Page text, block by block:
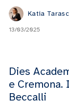
Katia
13/03/2025
Dies
e
Beccalli